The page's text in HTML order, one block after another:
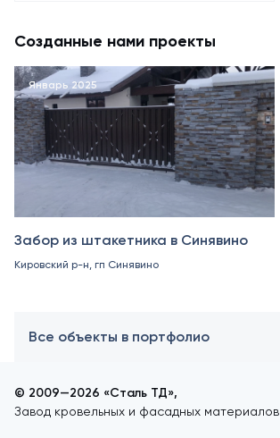
Созданные нами проекты
Январь 2025
Забор из штакетника в Синявино
Кировский р-н, гп Синявино
Все объекты в портфолио
© 2009—2026 «Сталь ТД»,
Завод кровельных и фасадных материалов